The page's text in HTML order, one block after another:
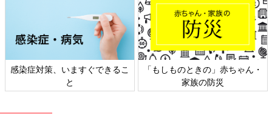
感染症対策、いますぐできるこ
と
「もしものときの」赤ちゃん・
家族の防災